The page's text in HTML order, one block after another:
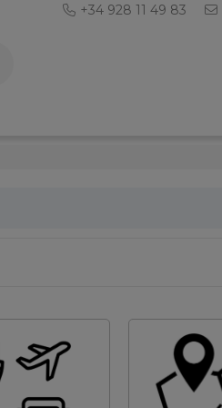
+34 928 11 49 83